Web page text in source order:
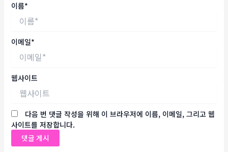
이름*
이메일*
웹사이트
다음 번 댓글 작성을 위해 이 브라우저에 이름, 이메일, 그리고 웹
사이트를 저장합니다.